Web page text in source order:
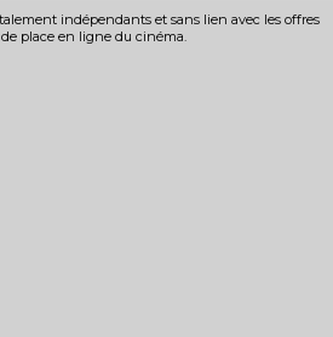
indépendants et sans lien avec les offres
place en ligne du cinéma.